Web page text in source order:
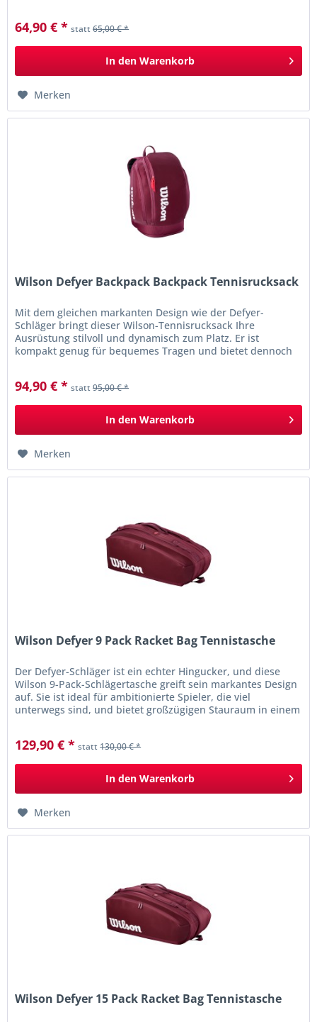
64,90 € * statt65,00 € *
In den Warenkorb
Merken
Wilson Defyer Backpack Backpack Tennisrucksack
Mit dem gleichen markanten Design wie der Defyer-
Schläger bringt dieser Wilson-Tennisrucksack Ihre
Ausrüstung stilvoll und dynamisch zum Platz. Er ist
kompakt genug für bequemes Tragen und bietet dennoch
94,90 € * statt95,00 € *
In den Warenkorb
Merken
Wilson Defyer 9 Pack Racket Bag Tennistasche
Der Defyer-Schläger ist ein echter Hingucker, und diese
Wilson 9-Pack-Schlägertasche greift sein markantes Design
auf. Sie ist ideal für ambitionierte Spieler, die viel
unterwegs sind, und bietet großzügigen Stauraum in einem
129,90 € * statt130,00 € *
In den Warenkorb
Merken
Wilson Defyer 15 Pack Racket Bag Tennistasche